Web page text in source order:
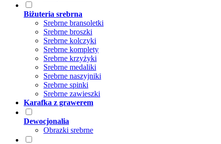
Biżuteria srebrna
Srebrne bransoletki
Srebrne broszki
Srebrne kolczyki
Srebrne komplety
Srebrne krzyżyki
Srebrne medaliki
Srebrne naszyjniki
Srebrne spinki
Srebrne zawieszki
Karafka z grawerem
Dewocjonalia
Obrazki srebrne